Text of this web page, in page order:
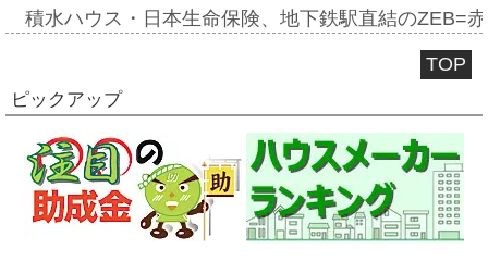
積水ハウス・日本生命保険、地下鉄駅直結のZEB=
TOP
ピックアップ